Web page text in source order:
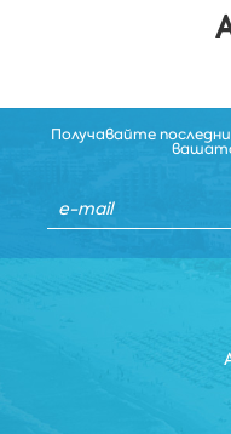
Получавайте